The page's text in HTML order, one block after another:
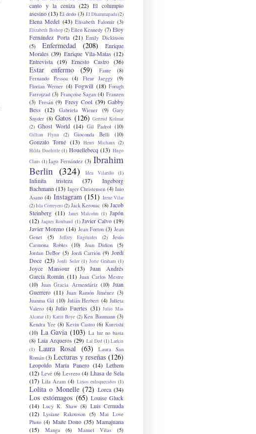
canto y la ceniza (22) El columpio
asesino(13) El dedo (3) El Dhammapada(2)
Elena Medel (43) Elisabeth Falomir (3)
Elizabeth Bishop(2) Ellen Kennedy (7) Eloy
Fernández Porta (21) Emily Dickinson
(5)
Enfermedad (208)
Enrique
Morales (39) Enrique Vila-Matas (12)
Entrevista (19) Ernesto Castro (36)
Estar enfermo (59) Fante
(8)
Fernando Pessoa
(4) Fleur Jaeggy
(9)
Florian Werner (4) Fogwill (18) Forugh
Farrojzad (3) Françoise Sagan (4) Franzen
(3) Fresán (9) Fresy Cool (39) Gabby
Bess (12) Gabriela Wiener (9)
Gary
Snyder (8) Gatos (126) Gertrud Kolmar
(2) Ghost World (14) Gil Padrol (10)
Gillian Flynn (2) Gioconda Belli (10)
Gonzalo Torné (13) Henri Michaux (2)
Hilda Doolittle (1) Houellebecq (13) Hugo
Claus (1) Iago Fernández (3) Ibrahim
Berlin (324) Idea Vilariño (1)
Infinita tristeza (37)
Ingeborg
Bachmann (13) Inger Christensen (4) Inio
Asano (4) Instagram (151) Irene Vilar
(2)Isla Correyero(2) Jack Kerouac (8) Jacob
Steinberg (11) Janet Malcolm (1) Japón
(12) Jaques Roubaud (1) Javier Calvo (19)
Javier Moreno (14) Jean Forton (3) Jean
Genet
(5) Jeffrey Eugenides (2)
Jesús
Carmona Robles
(10) Joan Didion
(5)
Jordan DeBor (5) Jordi Carrión (9) Jordi
Doce (23) Jordi Soler (1) Jorie Graham (1)
Joyce Mansour (13)
Juan Andrés
García Román (11) Juan Carlos Mestre
(10) Juan Gracia Armendáriz (10) Juan
Guerrero (11) Juan Ramón Jiménez (3)
Juanma Gil (10) Julián Herbert (4) Julieta
Valero (4) Julio Fuertes (31) Julio Mas
Alcaraz (1) Karin Boye (2) Ken Baumann (3)
Kendra Yee (8) Kevin Castro (6) Kureishi
(10) La Gavia (103) La luz no basta
(8) Laia Arqueros (29) Lal Ded (1) Larkin
(1)
Laura Rosal (63)
Laura San
Román (3) Lecturas y reseñas (126)
Leopoldo María Panero (14) Lethem
(12) Levé (6) Levrero (4) Lhasa de Sela
(17) Lila Azam (4) Lirios enloquecidos (1)
Lolita o Monelle (72) Lorca (34)
Los estómagos (65) Louise Gluck
(14) Lucy K. Shaw (8) Luis Cernuda
(12) Lysiane Rakotoson (5)
Mai Love
Photo (4) Maite Dono (35) Mamajuana
(15)
Manga (6) Manuel Vilas (5)